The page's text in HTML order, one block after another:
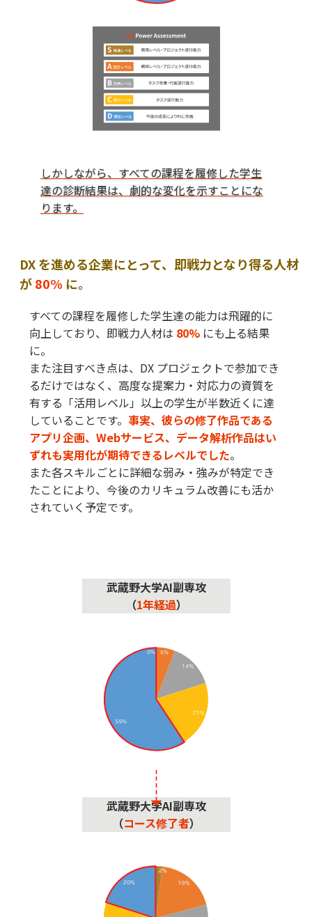
しかしながら、すべての課程を履修した学生
達の診断結果は、劇的な変化を示すことにな
ります。
DX を進める企業にとって、即戦力となり得る人材
が80% に。
すべての課程を履修した学生達の能力は飛躍的に
向上しており、即戦力人材は 80% にも上る結果
に。
また注目すべき点は、DX プロジェクトで参加でき
るだけではなく、高度な提案力・対応力の資質を
有する「活用レベル」以上の学生が半数近くに達
していることです。事実、彼らの修了作品である
アプリ企画、Webサービス、データ解析作品はい
ずれも実用化が期待できるレベルでした。
また各スキルごとに詳細な弱み・強みが特定でき
たことにより、今後のカリキュラム改善にも活か
されていく予定です。
武蔵野大学AI副専攻
（1年経過）
武蔵野大学AI副専攻
（コース修了者）